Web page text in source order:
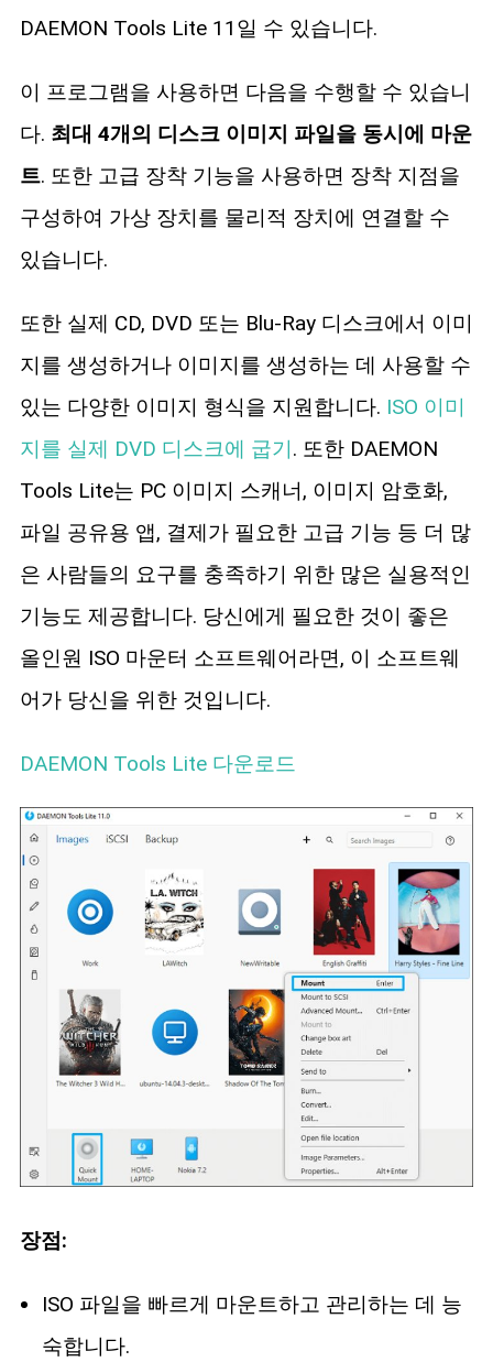
DAEMON Tools Lite 11일 수 있습니다.
이 프로그램을 사용하면 다음을 수행할 수 있습니
다. 최대 4개의 디스크 이미지 파일을 동시에 마운
트. 또한 고급 장착 기능을 사용하면 장착 지점을
구성하여 가상 장치를 물리적 장치에 연결할 수
있습니다.
또한 실제 CD, DVD 또는 Blu-Ray 디스크에서 이미
지를 생성하거나 이미지를 생성하는 데 사용할 수
있는 다양한 이미지 형식을 지원합니다. ISO 이미
지를 실제 DVD 디스크에 굽기. 또한 DAEMON
Tools Lite는 PC 이미지 스캐너, 이미지 암호화,
파일 공유용 앱, 결제가 필요한 고급 기능 등 더 많
은 사람들의 요구를 충족하기 위한 많은 실용적인
기능도 제공합니다. 당신에게 필요한 것이 좋은
올인원 ISO 마운터 소프트웨어라면, 이 소프트웨
어가 당신을 위한 것입니다.
DAEMON Tools Lite 다운로드
장점:
ISO 파일을 빠르게 마운트하고 관리하는 데 능
숙합니다.